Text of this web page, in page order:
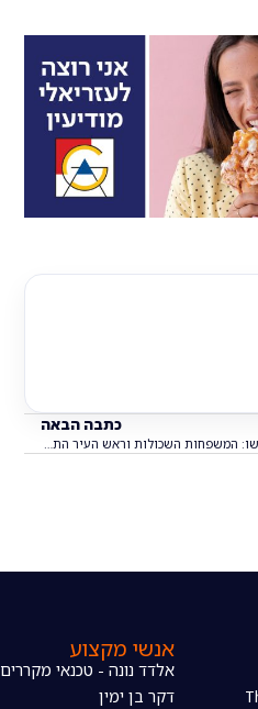
כתבה הבאה
אנשי מקצוע
אלדד נונה - טכנאי מקררים
דקר בן ימין